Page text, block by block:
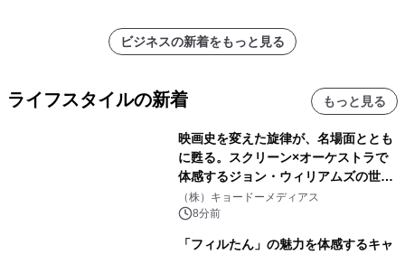
ビジネスの新着をもっと見る
ライフスタイルの新着 もっと見る
映画史を変えた旋律が、名場面ととも
に甦る。スクリーン×オーケストラで
体感するジョン・ウィリアムズの世
界。ジョン・ウィリアムズ：シネマ・
スペクタキュラー・コンサート 開催決
（株）キョードーメディアス
8分前
「フィルたん」の魅力を体感するキャ